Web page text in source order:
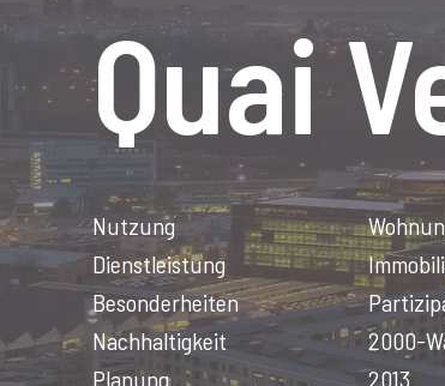
Quai
Nutzung
Dienstleistung
Besonderheiten
Nachhaltigkeit
2000-
Planung
2013